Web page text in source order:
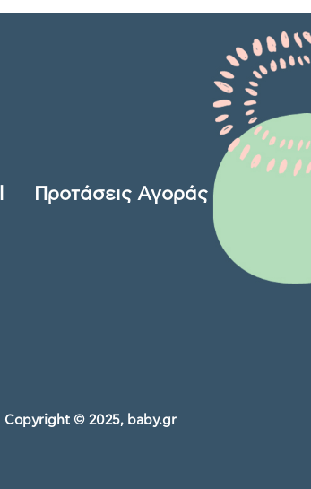
Προτάσεις Αγοράς
Copyright © 2025, baby.gr